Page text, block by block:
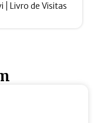
Livro de Visitas